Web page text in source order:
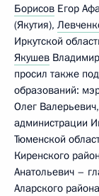
Борисов Егор
(Якутия),
Иркутской
Якушев
просил также
образований:
Олег
администрации
Тюменской
Киренского
Анатольевич –
Аларского